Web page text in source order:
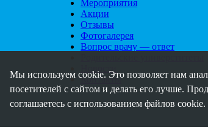
Мероприятия
Акции
Отзывы
Фотогалерея
Вопрос врачу — ответ
Контакты
Мы используем cookie. Это позволяет нам
посетителей с сайтом и делать его лучше.
соглашаетесь с использованием файлов cookie.